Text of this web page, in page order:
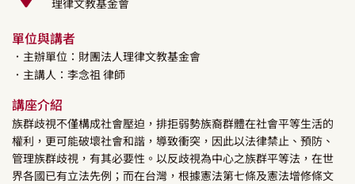
理律文教基金會
單位與講者
．主辦單位：財團法人理律文教基金會
．主講人： 李念祖律師
講座介紹
族群歧視不僅構成社會壓迫，排拒弱勢族裔群體在社會平等生活的
權利，更可能破壞社會和諧，導致衝突，因此以法律禁止、預防、
管理族群歧視，有其必要性。以反歧視為中心之族群平等法，在世
界各國已有立法先例；而在台灣，根據憲法第七條及憲法增修條文